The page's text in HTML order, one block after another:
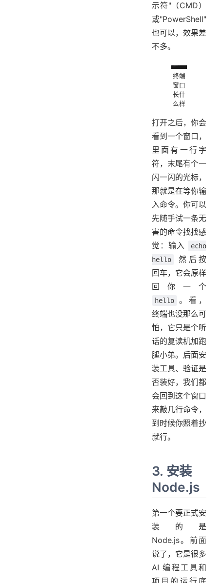
示符"（CMD）
或"PowerShell"
也可以，效果差
不多。
终端
窗口
长什
么样
打开之后，你会
看到一个窗口，
里面有一行字
符，末尾有个一
闪一闪的光标，
那就是在等你输
入命令。你可以
先随手试一条无
害的命令找找感
觉：输入
echo
hello
然后按
回车，它会原样
回你一个
hello
。看，
终端也没那么可
怕，它只是个听
话的复读机加跑
腿小弟。后面安
装工具、验证是
否装好，我们都
会回到这个窗口
来敲几行命令，
到时候你照着抄
就行。
3. 安装
Node.js
第一个要正式安
装的是
Node.js。前面
说了，它是很多
AI 编程工具和